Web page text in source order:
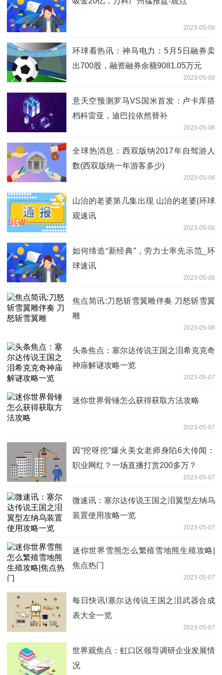
2023-05-06
环球看热讯：神马电力：5月5日融券卖
出700股，融资融券余额9081.05万元
2023-05-06
意天空预测罗马VS国米首发：卢卡库搭
档科雷亚，迪巴拉依然替补
2023-05-06
全球热消息：西双版纳2017年自驾游人
数(西双版纳一年游客多少)
2023-05-06
山治的老婆第几集出现 山治的老婆|环球
观速讯
2023-05-06
如何缔造“新经典”，劳力士率先示范_环
球速讯
2023-05-06
焦点简讯:刀怒斩雪翼雕伴奏 刀怒斩雪翼
雕
2023-05-06
头条焦点：塞尔达传说王国之泪希克克奇
神庙解谜攻略一览
2023-05-07
迷你世界骨锤怎么获得获取方法攻略
2023-05-07
因“挖呀挖”爆火美女老师身陷6大传闻：
职业网红？一场直播打赏200多万？
2023-05-07
微速讯：塞尔达传说王国之泪翼型左纳乌
装置使用攻略一览
2023-05-07
迷你世界雪熊怎么繁殖雪地熊生殖攻略|
焦点热门
2023-05-07
每日快讯!塞尔达传说王国之泪武器合成
表大全一览
2023-05-07
世界观焦点：虹口区领导调研企业发展情
况